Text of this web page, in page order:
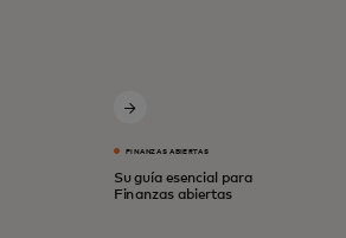
FINANZAS ABIERTAS
Su guía esencial para
Finanzas abiertas